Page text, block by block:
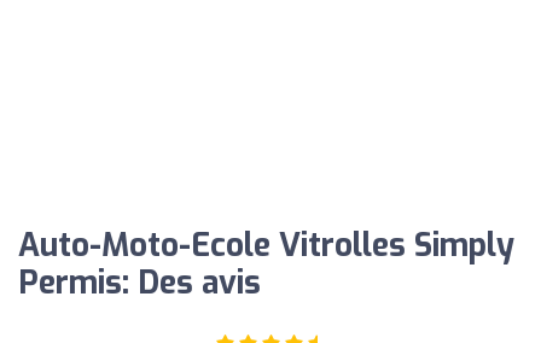
Auto-Moto-Ecole Vitrolles Simply
Permis: Des avis